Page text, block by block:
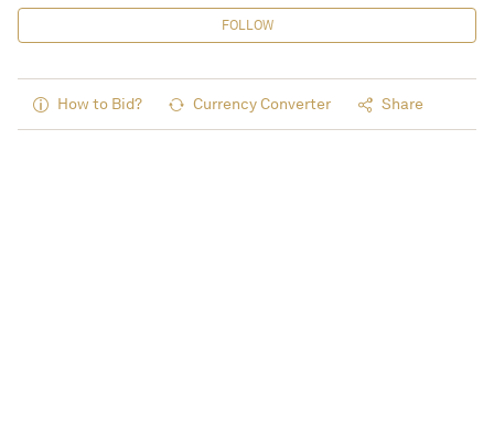
FOLLOW
How to Bid? Currency Converter Share